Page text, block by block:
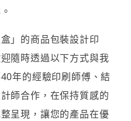
」的商品包裝設計印
隨時透過以下方式與我
年的經驗印刷師傅、結
師合作，在保持質感的
呈現，讓您的產品在優